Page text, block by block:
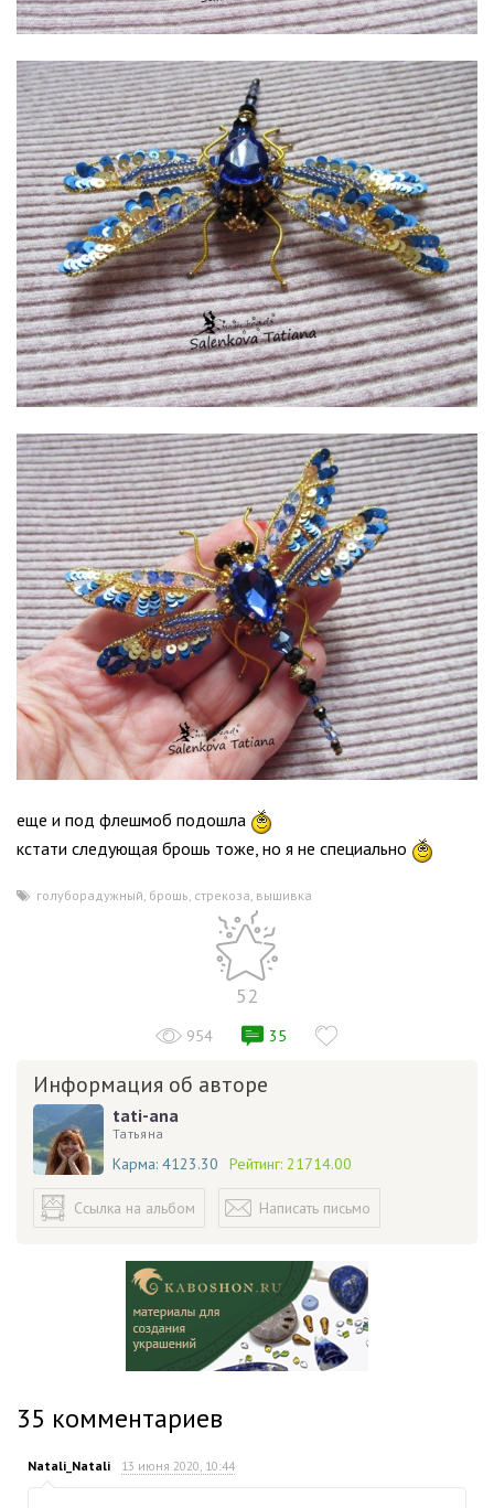
еще и под флешмоб подошла
кстати следующая брошь тоже, но я не специально
голуборадужный, брошь, стрекоза, вышивка
52
954 35
Информация об авторе
tati-ana
Татьяна
Карма: 4123.30 Рейтинг: 21714.00
Ссылка на альбом Написать письмо
35 комментариев
Natali_Natali 13 июня 2020, 10:44